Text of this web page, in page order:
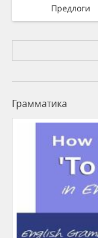
Предлоги
Грамматика